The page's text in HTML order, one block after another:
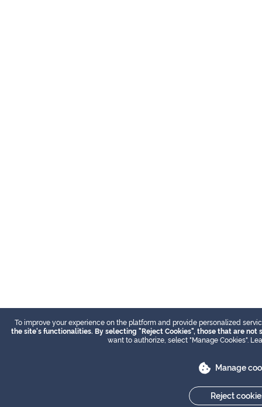
To improve your experience on the platform and provide personalized
the site's functionalities. By selecting "Reject Cookies", those that are
want to authorize, select "Manage Cookies".
Manage
Reject